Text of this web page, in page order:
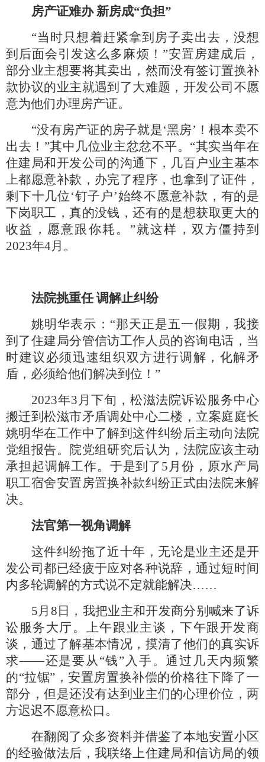
房产证难办 新房成“负担”
“当时只想着赶紧拿到房子卖出去，没想
到后面会引发这么多麻烦！”安置房建成后，
部分业主想要将其卖出，然而没有签订置换补
款协议的业主就遇到了大难题，开发公司不愿
意为他们办理房产证。
“没有房产证的房子就是‘黑房’！根本卖不
出去！”其中几位业主忿忿不平。“其实当年在
住建局和开发公司的沟通下，几百户业主基本
上都愿意补款，办完了程序，也拿到了证件，
剩下十几位‘钉子户’始终不愿意补款，有的是
下岗职工，真的没钱，还有的是想获取更大的
收益，愿意跟你耗。”就这样，双方僵持到
2023年4月。
法院挑重任 调解止纠纷
姚明华表示： “那天正是五一假期，我接
到了住建局分管信访工作人员的咨询电话，当
时建议必须迅速组织双方进行调解，化解矛
盾，必须给他们解决到位！”
2023年3月下旬，松滋法院诉讼服务中心
搬迁到松滋市矛盾调处中心二楼，立案庭庭长
姚明华在工作中了解到这件纠纷后主动向法院
党组报告。院党组研究后认为，法院应该主动
承担起调解工作。于是到了5月份，原水产局
职工宿舍安置房置换补款纠纷正式由法院来解
决。
法官第一视角调解
这件纠纷拖了近十年，无论是业主还是开
发公司都已经疲于应对各种说辞，通过短时间
内多轮调解的方式说不定就能解决……
5月8日，我把业主和开发商分别喊来了诉
讼服务大厅。上午跟业主谈，下午跟开发商
谈，通过了解基本情况，摸清了他们的真实诉
求——还是要从“钱”入手。通过几天内频繁
的“拉锯”，安置房置换补偿的价格往下降了一
部分，但是还没有达到业主们的心理价位，两
方迟迟不愿意松口。
在翻阅了众多资料并借鉴了本地安置小区
的经验做法后，我联络上住建局和信访局的领